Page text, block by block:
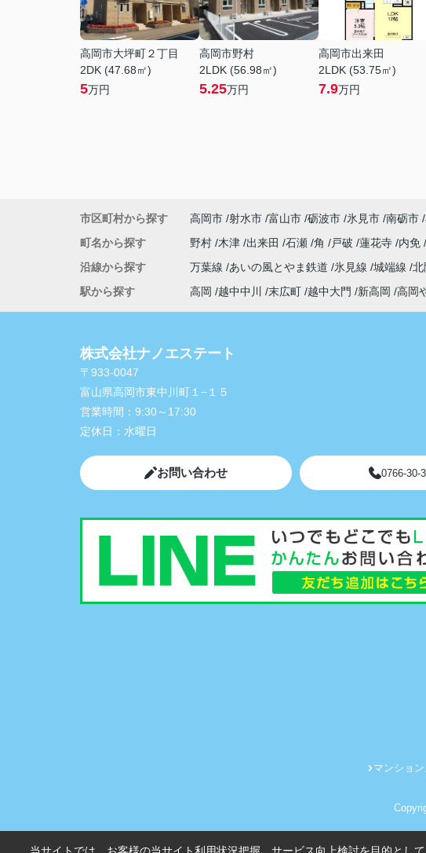
高岡市大坪町２丁目
2DK (47.68㎡)
5万円
高岡市野村
2LDK (56.98㎡)
5.25万円
高岡市出来田
2LDK (53.75㎡)
7.9万円
市区町村から探す 高岡市 射水市 富山市 砺波市 氷見市 南砺市
町名から探す
野村 木津 出来田 石瀬 角 戸破 蓮花寺 内免
沿線から探す
万葉線 あいの風とやま鉄道 氷見線 城端線 北
駅から探す
高岡 越中中川 末広町 越中大門 新高岡 高岡
株式会社ナノエステート
〒933-0047
富山県高岡市東中川町１−１５
営業時間： 9:30～17:30
定休日： 水曜日
お問い合わせ 0766-30-
マンショ